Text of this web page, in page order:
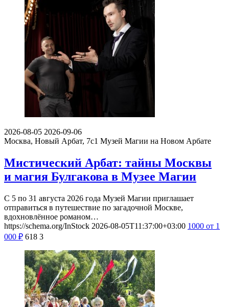
2026-08-05 2026-09-06
Москва, Новый Арбат, 7с1 Музей Магии на Новом Арбате
Мистический Арбат: тайны Москвы
и магия Булгакова в Музее Магии
С 5 по 31 августа 2026 года Музей Магии приглашает
отправиться в путешествие по загадочной Москве,
вдохновлённое романом…
https://schema.org/InStock 2026-08-05T11:37:00+03:00 1000 от 1
000 ₽ 618 3